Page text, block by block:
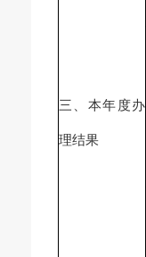
三、本年度办
理结果